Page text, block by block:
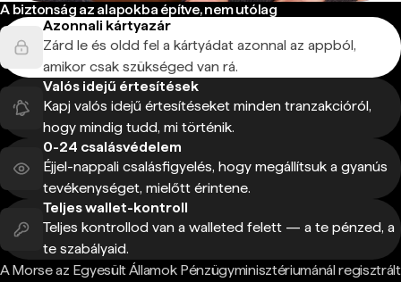
A biztonság az alapokba építve, nem utólag
Azonnali kártyazár
Zárd le és oldd fel a kártyádat azonnal az appból,
amikor csak szükséged van rá.
Valós idejű értesítések
Kapj valós idejű értesítéseket minden tranzakcióról,
hogy mindig tudd, mi történik.
0-24 csalásvédelem
Éjjel-nappali csalásfigyelés, hogy megállítsuk a gyanús
tevékenységet, mielőtt érintene.
Teljes wallet-kontroll
Teljes kontrollod van a walleted felett — a te pénzed, a
te szabályaid.
A Morse az Egyesült Államok Pénzügyminisztériumánál regisztrált